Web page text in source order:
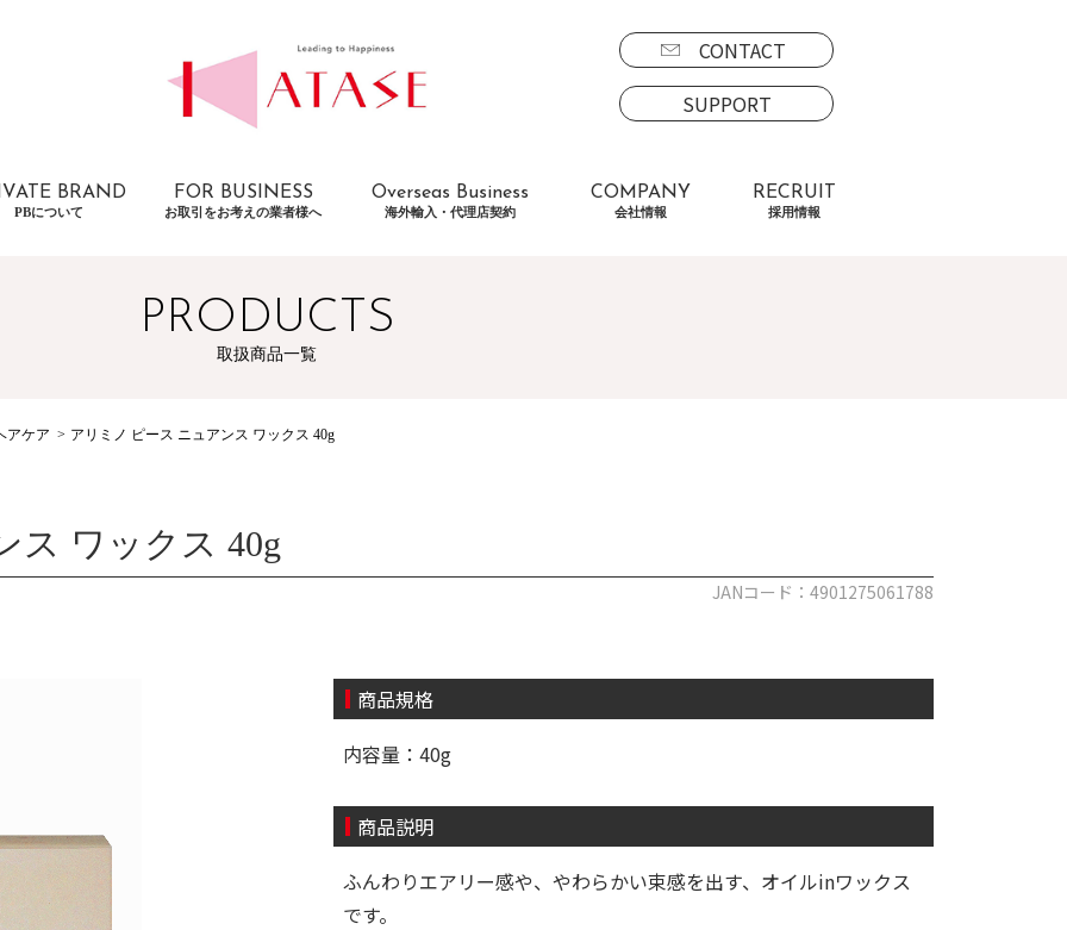
CONTACT
SUPPORT
BRAND
PBについて
FOR BUSINESS
お取引をお考えの業者様へ
Overseas Business
海外輸入・代理店契約
COMPANY
会社情報
RECRUIT
採用情報
PRODUCTS
取扱商品一覧
アケア アリミノ ピース ニュアンス ワックス 40g
ス ワックス 40g
JANコード：4901275061788
商品規格
内容量：40g
商品説明
ふんわりエアリー感や、やわらかい束感を出す、オイルinワックス
です。